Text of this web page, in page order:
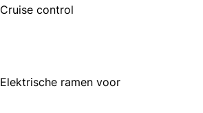
Cruise control
Elektrische ramen voor